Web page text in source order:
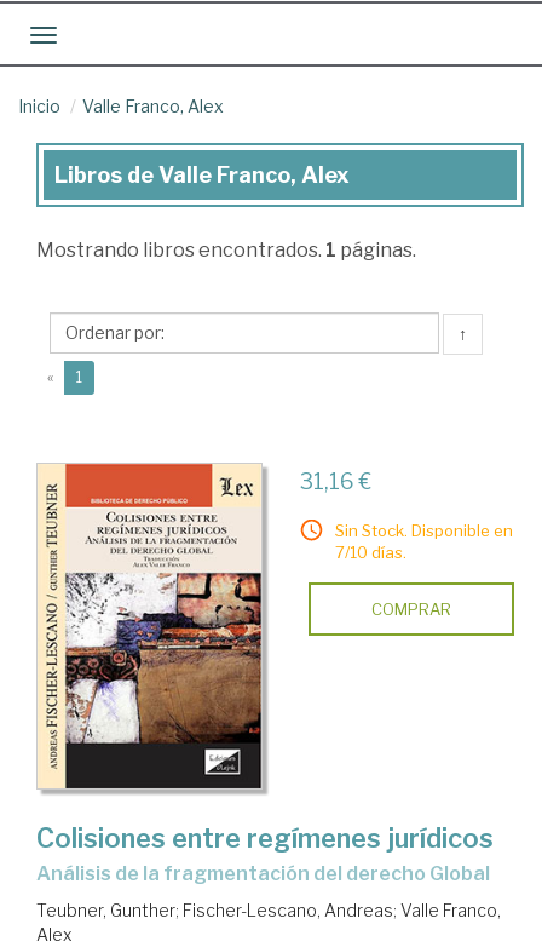
Toggle navigation
Inicio Valle Franco, Alex
Libros
Valle
Alex
Libros de Valle Franco, Alex
Mostrando libros encontrados. 1 páginas.
↑
« 1
31,16 €
Sin Stock. Disponible en
7/10 días.
COMPRAR
Colisiones entre regímenes jurídicos
análisis de la fragmentación del derecho Global
Teubner, Gunther; Fischer-Lescano, Andreas; Valle Franco,
Alex